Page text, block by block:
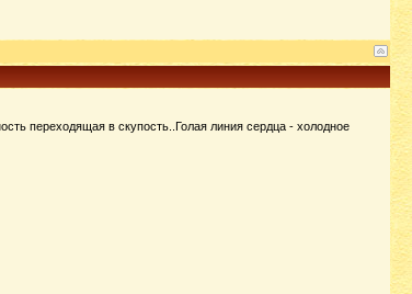
переходящая в скупость..Голая линия сердца - холодное